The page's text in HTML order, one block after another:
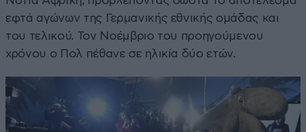
εφτά αγώνων της Γερμανικής εθνικής ομάδας και
του τελικού. Τον Νοέμβριο του προηγούμενου
χρόνου ο Πολ πέθανε σε ηλικία δύο ετών.